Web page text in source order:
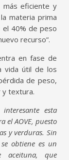
más eficiente y
materia prima
40% de peso
recurso”.
en fase de
vida útil de los
de peso,
y textura.
interesante esta
el AOVE, puesto
y verduras. Sin
obtiene es un
aceituna, que